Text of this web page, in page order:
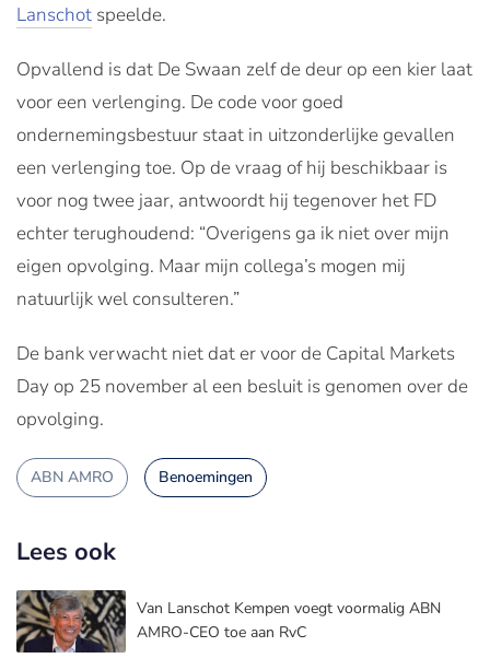
Lanschot speelde.
Opvallend is dat De Swaan zelf de deur op een kier laat
voor een verlenging. De code voor goed
ondernemingsbestuur staat in uitzonderlijke gevallen
een verlenging toe. Op de vraag of hij beschikbaar is
voor nog twee jaar, antwoordt hij tegenover het FD
echter terughoudend: “Overigens ga ik niet over mijn
eigen opvolging. Maar mijn collega’s mogen mij
natuurlijk wel consulteren.”
De bank verwacht niet dat er voor de Capital Markets
Day op 25 november al een besluit is genomen over de
opvolging.
ABN AMRO Benoemingen
Lees ook
Van Lanschot Kempen voegt voormalig ABN
AMRO-CEO toe aan RvC